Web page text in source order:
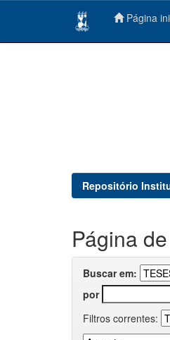
Página
Repositório
Página
Buscar em:
por
Filtros correntes: